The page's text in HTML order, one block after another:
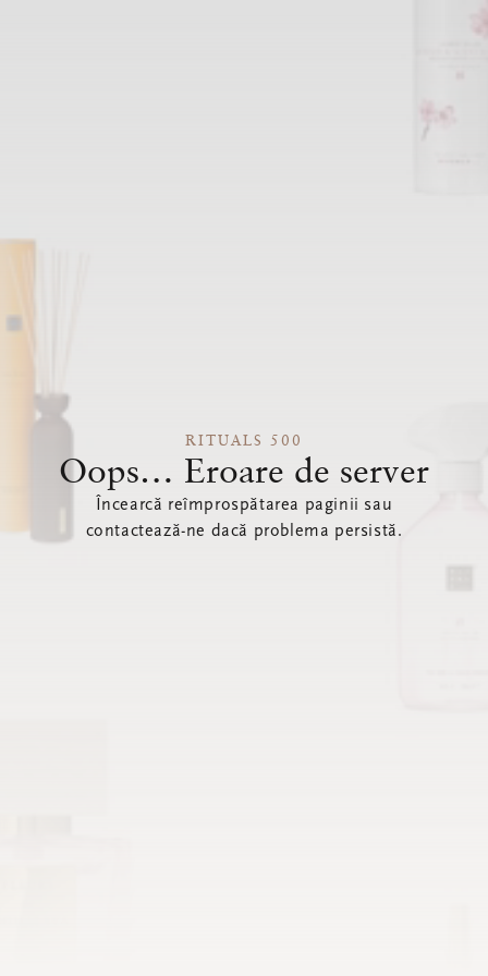
RITUALS 500
Oops… Eroare de server
Încearcă reîmprospătarea paginii sau
contactează-ne dacă problema persistă.